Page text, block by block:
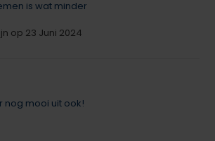
is wat minder
op 23 Juni 2024
nog mooi uit ook!